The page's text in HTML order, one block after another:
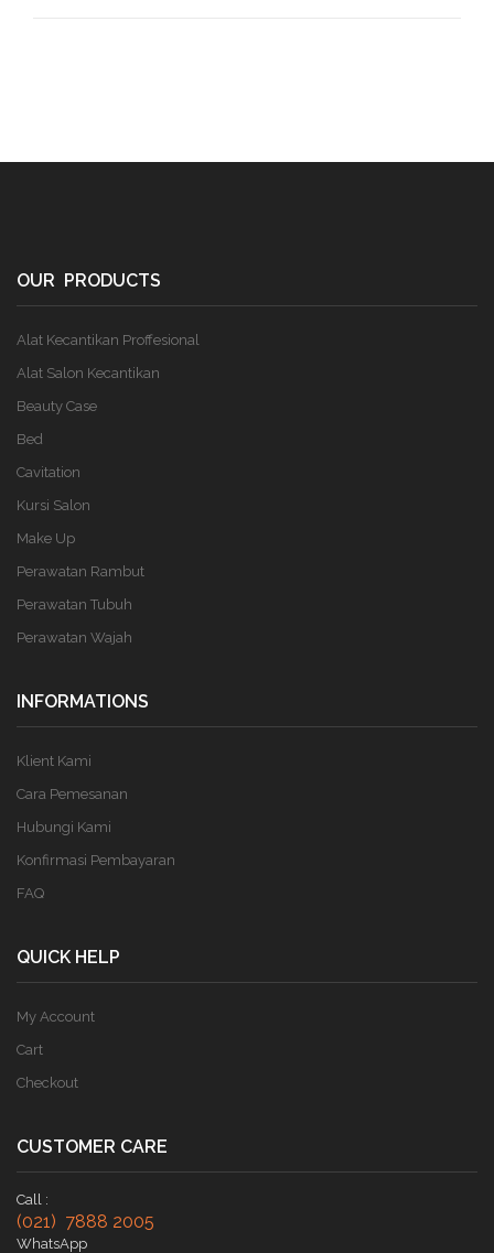
OUR PRODUCTS
Alat Kecantikan Proffesional
Alat Salon Kecantikan
Beauty Case
Bed
Cavitation
Kursi Salon
Make Up
Perawatan Rambut
Perawatan Tubuh
Perawatan Wajah
INFORMATIONS
Klient Kami
Cara Pemesanan
Hubungi Kami
Konfirmasi Pembayaran
FAQ
QUICK HELP
My Account
Cart
Checkout
CUSTOMER CARE
Call :
(021) 7888 2005
WhatsApp